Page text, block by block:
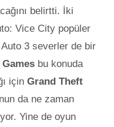
belirtti. İki
Vice City popüler
3 severler de bir
bu konuda
için Grand Theft
da ne zaman
Yine de oyun